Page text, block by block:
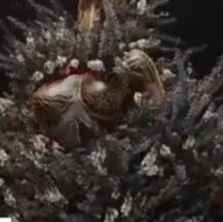
life style
Galateo virtuale
Senza categoria
Romania
Moda
news
TV/ MEDIA
travel
Red Carpet
life style
Lezioni di Stile